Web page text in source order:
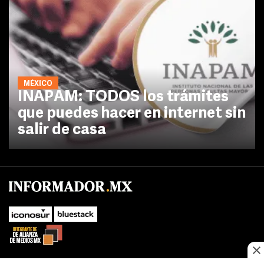
MÉXICO
INAPAM: TODOS los trámites
que puedes hacer en internet sin
salir de casa